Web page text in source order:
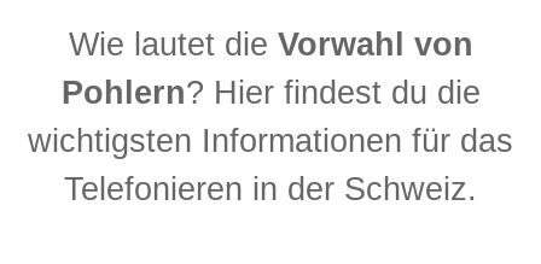
Wie lautet die Vorwahl von
Pohlern? Hier findest du die
wichtigsten Informationen für das
Telefonieren in der Schweiz.